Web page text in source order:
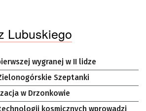
Lubuskiego
wygranej w II lidze
Szeptanki
w Drzonkowie
kosmicznych wprowadzi